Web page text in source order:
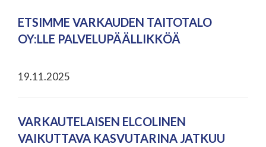
ETSIMME VARKAUDEN TAITOTALO
OY:LLE PALVELUPÄÄLLIKKÖÄ
19.11.2025
VARKAUTELAISEN ELCOLINEN
VAIKUTTAVA KASVUTARINA JATKUU